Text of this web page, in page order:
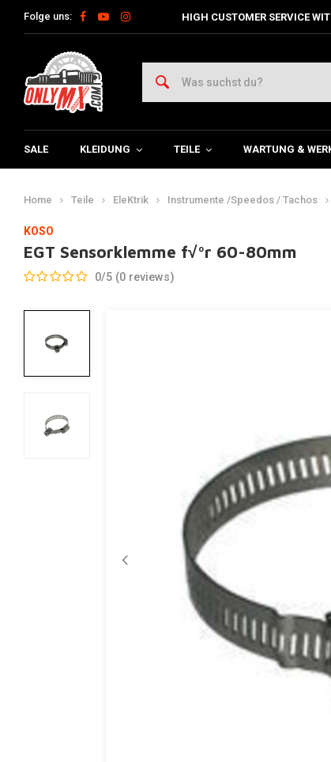
Folge uns: HIGH CUSTOMER SERVICE
SALE KLEIDUNG TEILE WARTUNG &
Home Teile EleKtrik Instrumente /Speedos / Tachos
KOSO
EGT Sensorklemme f√ºr 60-80mm
0/5 (0 reviews)